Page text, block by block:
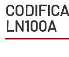
LN100A